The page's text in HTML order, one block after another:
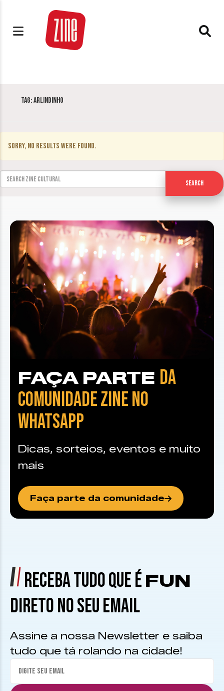
Tag:Arlindinho
Sorry, no results were found.
Search for:
Search
FAÇA PARTE DA
COMUNIDADE ZINE NO
WHATSAPP
Dicas, sorteios, eventos e muito
mais
Faça parte da comunidade
RECEBA TUDO QUE É FUN
DIRETO NO SEU EMAIL
Assine a nossa Newsletter e saiba
tudo que tá rolando na cidade!